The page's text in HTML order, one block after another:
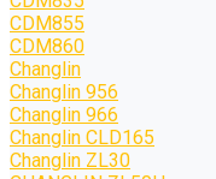
CDM855
CDM860
Changlin
Changlin 956
Changlin 966
Changlin CLD165
Changlin ZL30